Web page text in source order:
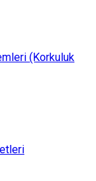
(Korkuluk